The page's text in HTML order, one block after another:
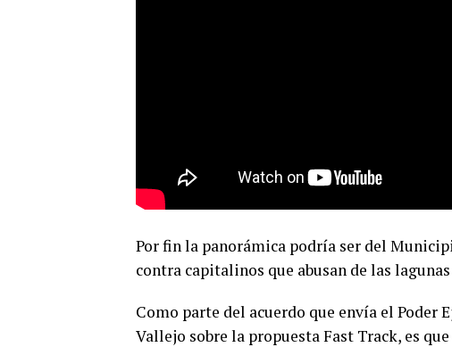
Por fin la panorámica podría ser del
contra capitalinos que abusan de las
Como parte del acuerdo que envía el Poder
Vallejo sobre la propuesta Fast Track, es